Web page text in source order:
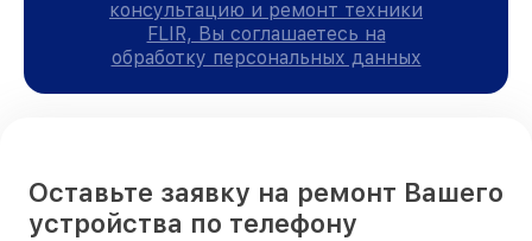
консультацию и ремонт техники
FLIR, Вы соглашаетесь на
обработку персональных данных
Оставьте заявку на ремонт Вашего
устройства по телефону